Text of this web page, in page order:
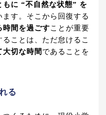
もに “不自然な状態” を
ます。そこから回復する
時間を過ごすことが重要
ことは、ただ怠けるこ
大切な時間 であることを
る